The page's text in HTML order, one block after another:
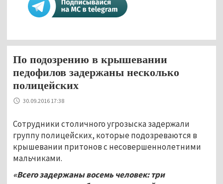
По подозрению в крышевании
педофилов задержаны несколько
полицейских
30.09.2016 17:38
Сотрудники столичного угрозыска задержали
группу полицейских, которые подозреваются в
крышевании притонов с несовершеннолетними
мальчиками.
«Всего задержаны восемь человек: три